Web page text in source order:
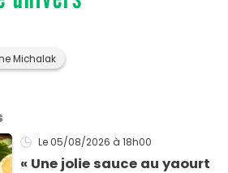
Michalak
Le 05/08/2026 à 18h00
« Une jolie sauce au yaourt